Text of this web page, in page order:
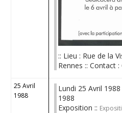
:: Lieu : Rue de la
Rennes :: Contact :
25 Avril
1988
Lundi 25 Avril
1988
Exposition ::